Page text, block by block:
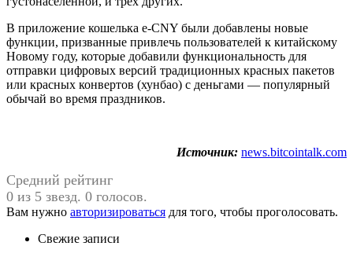
В приложение кошелька e-CNY были добавлены новые
функции, призванные привлечь пользователей к китайскому
Новому году, которые добавили функциональность для
отправки цифровых версий традиционных красных пакетов
или красных конвертов (хунбао) с деньгами — популярный
обычай во время праздников.
Источник: news.bitcointalk.com
Средний рейтинг
0 из 5 звезд. 0 голосов.
Вам нужно авторизироваться для того, чтобы проголосовать.
Свежие записи